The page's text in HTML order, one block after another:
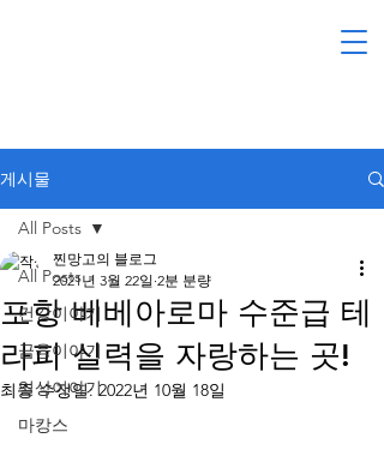
게시물
All Posts
건강이야기
금융이야기
일상이야기
마캉스
All Posts
포항 베베아로마 수준급 테
라피 실력을 자랑하는 곳!
찐망고의 블로그
2021년 3월 22일 2분 분량
최종 수정일: 2022년 10월 18일